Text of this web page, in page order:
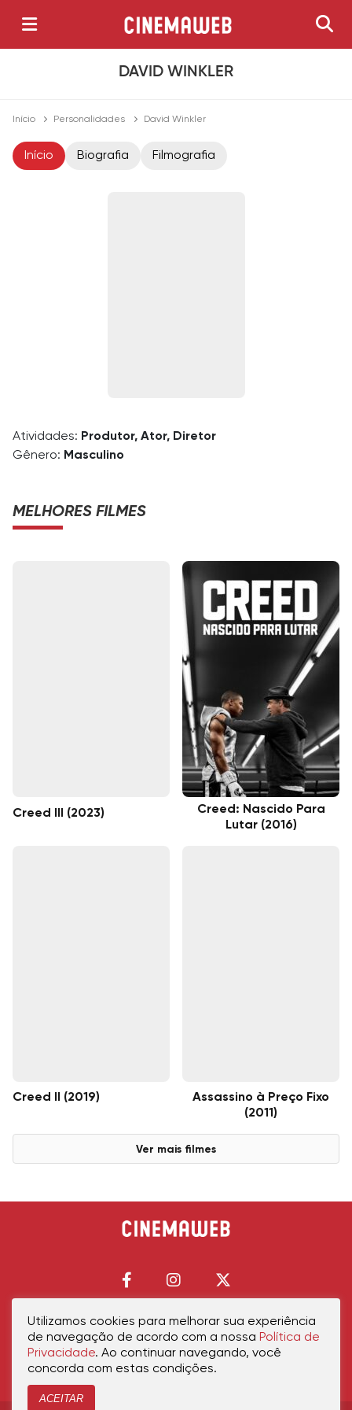
DAVID WINKLER
Início Personalidades David Winkler
Início Biografia Filmografia
Atividades: Produtor, Ator, Diretor
Gênero: Masculino
MELHORES FILMES
Creed III (2023)
Creed: Nascido Para
Lutar (2016)
Creed II (2019)
Assassino à Preço Fixo
(2011)
Ver mais filmes
Início Política de PrivacidadePolítica de CookiesContatoSobre Nós
Utilizamos cookies para melhorar sua experiência
de navegação de acordo com a nossa Política de
Privacidade. Ao continuar navegando, você
concorda com estas condições.
ACEITAR